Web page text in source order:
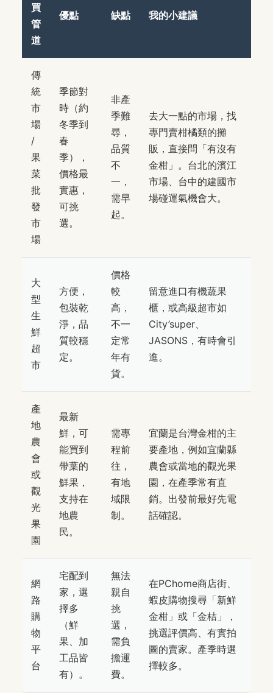
買
管
道
優點 缺點 我的小建議
傳
統
市
場
/
果
菜
批
發
市
場
季節對
時（約
冬季到
春
季），
價格最
實惠，
可挑
選。
非產
季難
尋，
品質
不
一，
需早
起。
去大一點的市場，找
專門賣柑橘類的攤
販，直接問「有沒有
金柑」。台北的濱江
市場、台中的建國市
場碰運氣機會大。
大
型
生
鮮
超
市
方便，
包裝乾
淨，品
質較穩
定。
價格
較
高，
不一
定常
年有
貨。
留意進口有機蔬果
櫃，或高級超市如
City’super、
JASONS，有時會引
進。
產
地
農
會
或
觀
光
果
園
最新
鮮，可
能買到
帶葉的
鮮果，
支持在
地農
民。
需專
程前
往，
有地
域限
制。
宜蘭是台灣金柑的主
要產地，例如宜蘭縣
農會或當地的觀光果
園，在產季常有直
銷。出發前最好先電
話確認。
網
路
購
物
平
台
宅配到
家，選
擇多
（鮮
果、加
工品皆
有）。
無法
親自
挑
選，
需負
擔運
費。
在PChome商店街、
蝦皮購物搜尋「新鮮
金柑」或「金桔」，
挑選評價高、有實拍
圖的賣家。產季時選
擇較多。